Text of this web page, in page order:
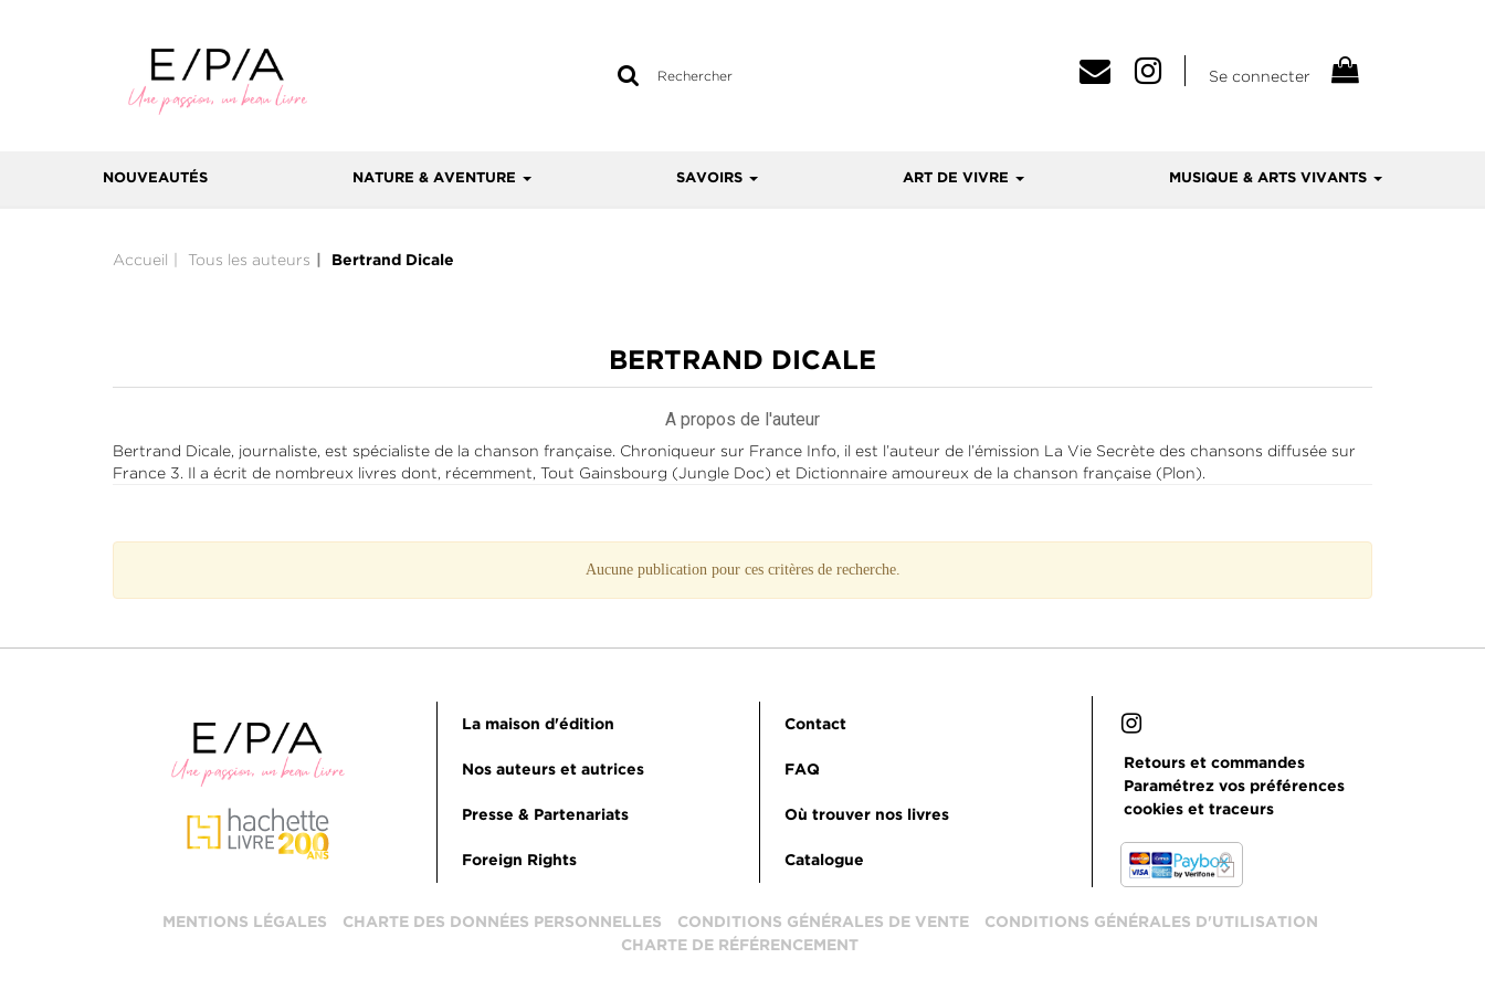
Rechercher
Se connecter
NOUVEAUTÉS NATURE & AVENTURE SAVOIRS ART DE VIVRE MUSIQUE & ARTS VIVANTS
Accueil Tous les auteurs Bertrand Dicale
BERTRAND DICALE
A propos de l'auteur
Bertrand Dicale, journaliste, est spécialiste de la chanson française. Chroniqueur sur France Info, il est l’auteur de l’émission La Vie Secrète des chansons diffusée sur
France 3. Il a écrit de nombreux livres dont, récemment, Tout Gainsbourg (Jungle Doc) et Dictionnaire amoureux de la chanson française (Plon).
Aucune publication pour ces critères de recherche.
La maison d'édition
Nos auteurs et autrices
Presse & Partenariats
Foreign Rights
Contact
FAQ
Où trouver nos livres
Catalogue
Retours et commandes
Paramétrez vos préférences
cookies et traceurs
MENTIONS LÉGALES CHARTE DES DONNÉES PERSONNELLES CONDITIONS GÉNÉRALES DE VENTE
CONDITIONS GÉNÉRALES D'UTILISATION
CHARTE DE RÉFÉRENCEMENT